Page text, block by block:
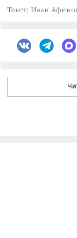
Текст: Иван